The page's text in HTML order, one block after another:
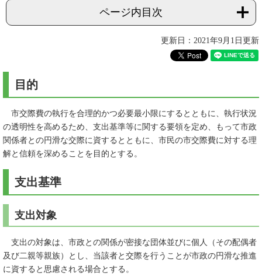
ページ内目次
更新日：2021年9月1日更新
目的
市交際費の執行を合理的かつ必要最小限にするとともに、執行状況
の透明性を高めるため、支出基準等に関する要領を定め、もって市政
関係者との円滑な交際に資するとともに、市民の市交際費に対する理
解と信頼を深めることを目的とする。
支出基準
支出対象
支出の対象は、市政との関係が密接な団体並びに個人（その配偶者
及び二親等親族）とし、当該者と交際を行うことが市政の円滑な推進
に資すると思慮される場合とする。